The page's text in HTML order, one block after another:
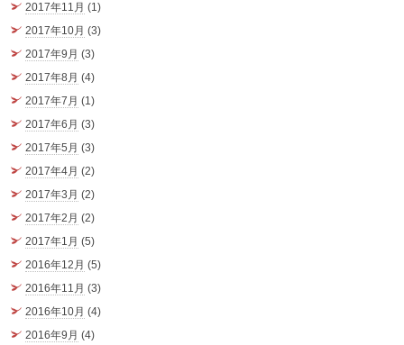
2017年11月 (1)
2017年10月 (3)
2017年9月 (3)
2017年8月 (4)
2017年7月 (1)
2017年6月 (3)
2017年5月 (3)
2017年4月 (2)
2017年3月 (2)
2017年2月 (2)
2017年1月 (5)
2016年12月 (5)
2016年11月 (3)
2016年10月 (4)
2016年9月 (4)